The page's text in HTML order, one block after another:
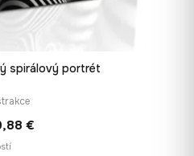
ZOBRAZENÍ
spirálový portrét
€